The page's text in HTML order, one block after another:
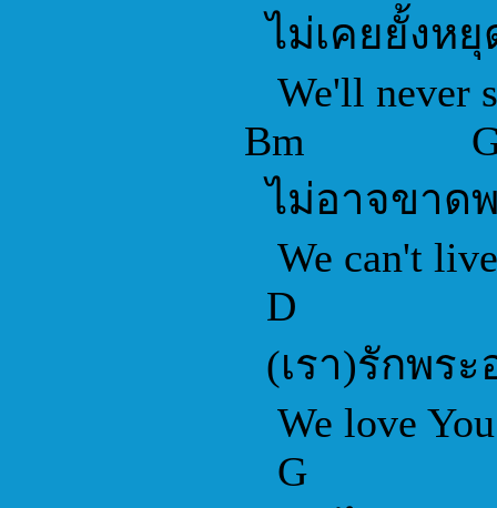
ไม่เคยยั้งหยุ
We'll never
Bm
ไม่อาจขาด
We can't live
D
(เรา)รักพระ
We love You
G